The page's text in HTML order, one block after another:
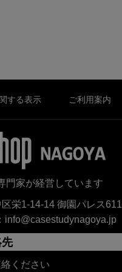
する表示 ご利用案内
門家が経営しています
栄1-14-14 御園パレス611
info@casestudynagoya.jp
ください